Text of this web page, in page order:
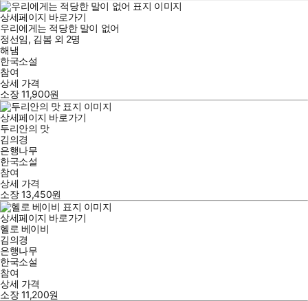
상세페이지 바로가기
우리에게는 적당한 말이 없어
정선임, 김봄 외 2명
해냄
한국소설
참여
상세 가격
소장11,900원
상세페이지 바로가기
두리안의 맛
김의경
은행나무
한국소설
참여
상세 가격
소장13,450원
상세페이지 바로가기
헬로 베이비
김의경
은행나무
한국소설
참여
상세 가격
소장11,200원